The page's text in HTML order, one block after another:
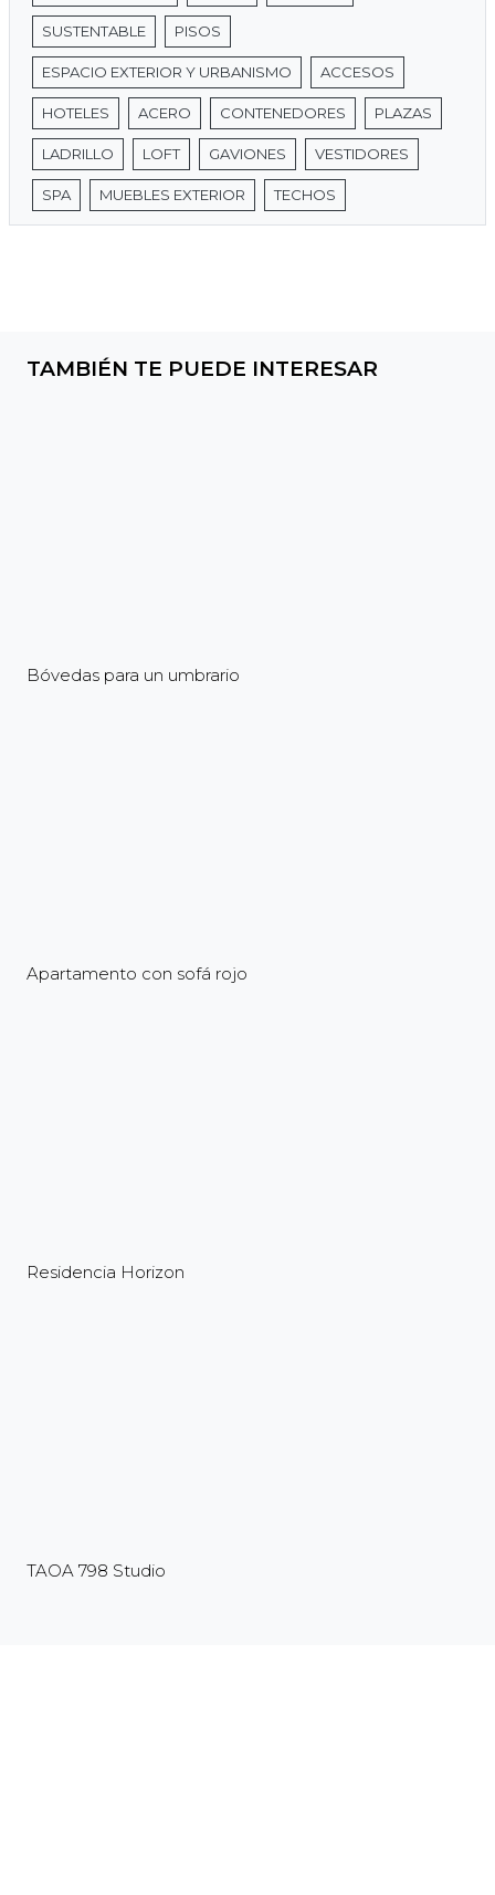
SUSTENTABLE PISOS
ESPACIO EXTERIOR Y URBANISMO ACCESOS
HOTELES ACERO CONTENEDORES PLAZAS
LADRILLO LOFT GAVIONES VESTIDORES
SPA MUEBLES EXTERIOR TECHOS
TAMBIÉN TE PUEDE INTERESAR
Bóvedas para un umbrario
Apartamento con sofá rojo
Residencia Horizon
TAOA 798 Studio